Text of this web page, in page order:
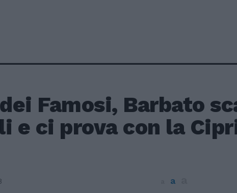
Famosi, Barbato
e ci prova con la
a